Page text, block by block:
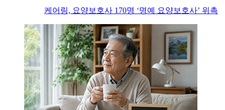
케어링, 요양보호사 170명 ‘명예 요양보호사’ 위촉